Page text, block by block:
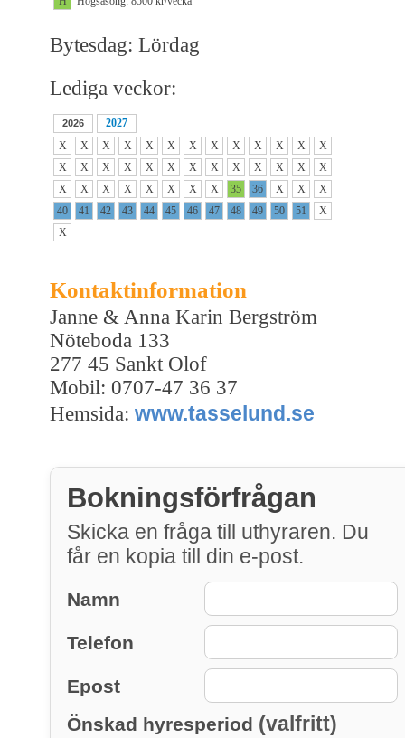
Bytesdag: Lördag
Lediga veckor:
2026
2027
X
X X X X X X X X X X X
X
X
X X X X X X X X X X X
X
X
X X X X X X X 35 36 X X
X
40
41 42 43 44 45 46 47 48 49 50 51
X
X
Kontaktinformation
Janne & Anna Karin Bergström
Nöteboda 133
277 45 Sankt Olof
Mobil: 0707-47 36 37
Hemsida: www.tasselund.se
Bokningsförfrågan
Skicka en fråga till uthyraren. Du
får en kopia till din e-post.
Namn
Telefon
Epost
Önskad hyresperiod (valfritt)